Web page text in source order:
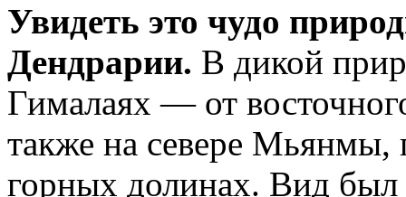
Увидеть это чудо
Дендрарии. В дикой
Гималаях — от
также на севере Мьянмы,
горных долинах. Вид был